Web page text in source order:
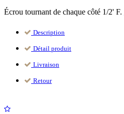
Écrou tournant de chaque côté 1/2' F.
Description
Détail produit
Livraison
Retour